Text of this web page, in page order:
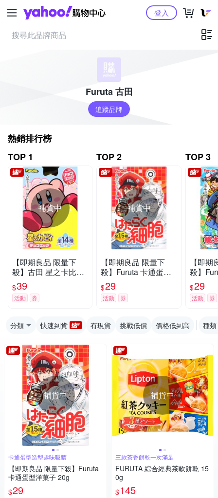
Yahoo購物中心登入
Furuta 古田
追蹤品牌
熱銷排行榜
TOP 1
補貨中
【即期良品 限量下
殺】古田 星之卡比蛋
型洋菓子 20g
$39
活動 券
TOP 2
補貨中
【即期良品 限量下
殺】Furuta 卡通蛋型
洋菓子 20g
$29
活動 券
TOP 3
【即
殺】
型洋菓
$29
活動 券
分類 快速到貨 有現貨 挑戰低價 價格低到高 種類
補貨中
卡通蛋型造型趣味吸睛
【即期良品 限量下殺】Furuta
卡通蛋型洋菓子 20g
$29
補貨中
三款茶香餅乾一次滿足
FURUTA 綜合經典茶軟餅乾 15
0g
$145